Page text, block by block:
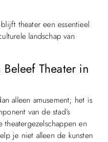
theater een essentieel
landschap van
Theater in
alleen amusement; het is
van de stad’s
en
je niet alleen de kunsten